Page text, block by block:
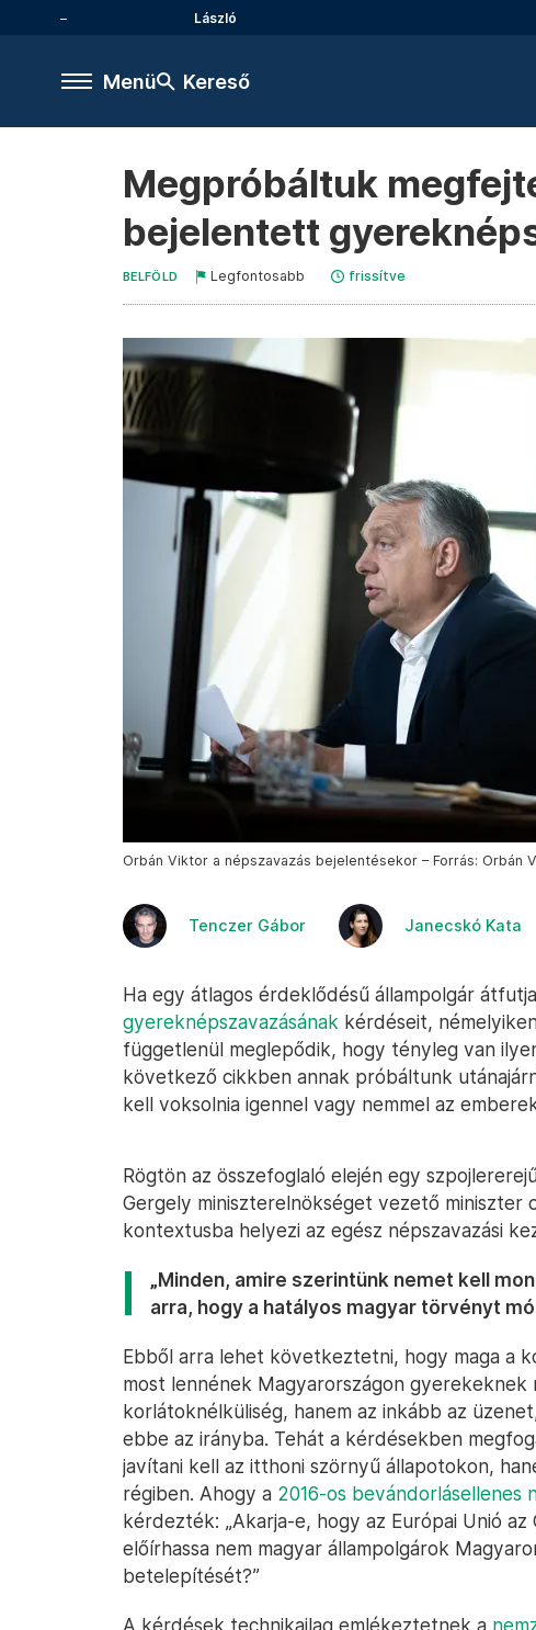
László
Menü Kereső
Megpróbáltuk
bejelentett
BELFÖLD Legfontosabb frissítve
Orbán Viktor a népszavazás bejelentésekor – Forrás: Orbán
Tenczer Gábor Janecskó Kata
Ha egy átlagos érdeklődésű állampolgár átfutja
gyereknépszavazásának kérdéseit,
függetlenül meglepődik, hogy tényleg van
következő cikkben annak próbáltunk
kell voksolnia igennel vagy nemmel az
Rögtön az összefoglaló elején egy
Gergely miniszterelnökséget vezető miniszter
kontextusba helyezi az egész népszavazási
„Minden, amire szerintünk nemet kell
arra, hogy a hatályos magyar törvényt
Ebből arra lehet következtetni, hogy maga a
most lennének Magyarországon
korlátoknélküliség, hanem az inkább az
ebbe az irányba. Tehát a kérdésekben
javítani kell az itthoni szörnyű állapotokon,
régiben. Ahogy a 2016-os bevándorlásellenes
kérdezték: „Akarja-e, hogy az Európai Unió az
előírhassa nem magyar állampolgárok
betelepítését?”
A kérdések technikailag emlékeztetnek a